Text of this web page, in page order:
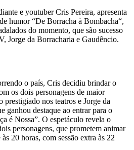
e youtuber Cris Pereira, apresenta
humor “De Borracha à Bombacha“,
do momento, que são sucesso
Jorge da Borracharia e Gaudêncio.
o país, Cris decidiu brindar o
os dois personagens de maior
prestigiado nos teatros e Jorge da
ganhou destaque ao entrar para o
é Nossa”. O espetáculo revela o
personagens, que prometem animar
20 horas, com sessão extra às 22